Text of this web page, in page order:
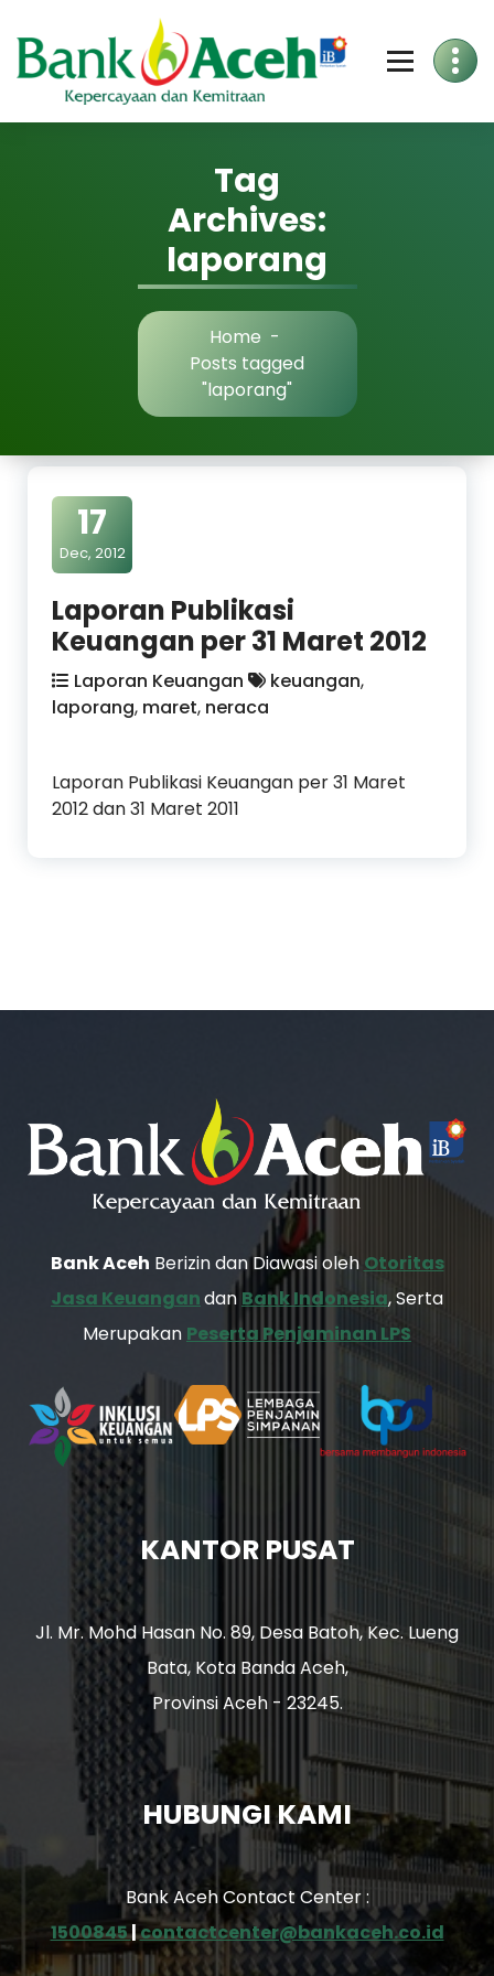
to
Content
Tag
Archives:
laporang
Home -
Posts tagged
"laporang"
17
Dec, 2012
Laporan Publikasi
Keuangan per 31 Maret 2012
Laporan Keuangan keuangan,
laporang, maret, neraca
Laporan Publikasi Keuangan per 31 Maret
2012 dan 31 Maret 2011
Bank Aceh Berizin dan Diawasi oleh Otoritas
Jasa Keuangandan Bank Indonesia, Serta
Merupakan Peserta Penjaminan LPS
KANTOR PUSAT
Jl. Mr. Mohd Hasan No. 89, Desa Batoh, Kec. Lueng
Bata, Kota Banda Aceh,
Provinsi Aceh - 23245.
HUBUNGI KAMI
Bank Aceh Contact Center :
1500845|contactcenter@bankaceh.co.id